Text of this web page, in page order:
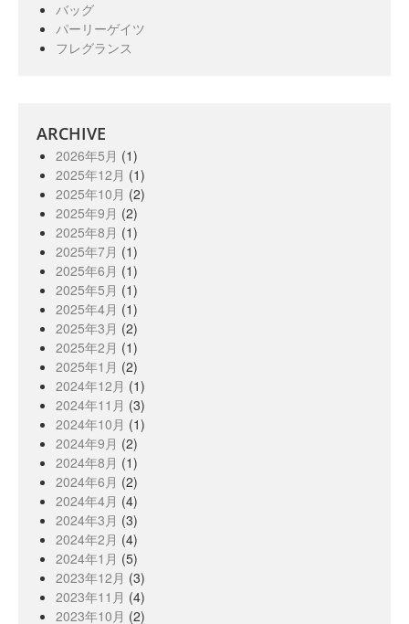
バッグ
パーリーゲイツ
フレグランス
ARCHIVE
2026年5月 (1)
2025年12月 (1)
2025年10月 (2)
2025年9月 (2)
2025年8月 (1)
2025年7月 (1)
2025年6月 (1)
2025年5月 (1)
2025年4月 (1)
2025年3月 (2)
2025年2月 (1)
2025年1月 (2)
2024年12月 (1)
2024年11月 (3)
2024年10月 (1)
2024年9月 (2)
2024年8月 (1)
2024年6月 (2)
2024年4月 (4)
2024年3月 (3)
2024年2月 (4)
2024年1月 (5)
2023年12月 (3)
2023年11月 (4)
2023年10月 (2)